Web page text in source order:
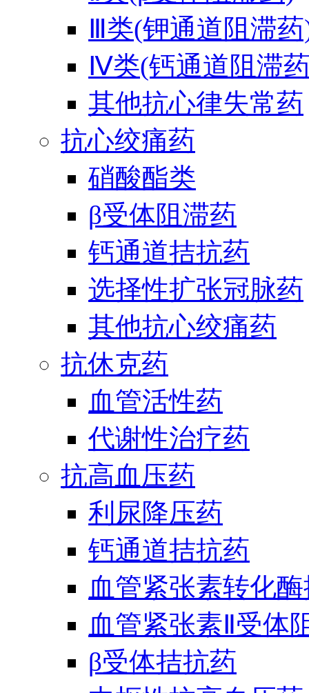
Ⅲ类(钾通道阻滞
Ⅳ类(钙通道阻滞
其他抗心律失常药
抗心绞痛药
硝酸酯类
β受体阻滞药
钙通道拮抗药
选择性扩张冠脉药
其他抗心绞痛药
抗休克药
血管活性药
代谢性治疗药
抗高血压药
利尿降压药
钙通道拮抗药
血管紧张素转化
血管紧张素Ⅱ受体
β受体拮抗药